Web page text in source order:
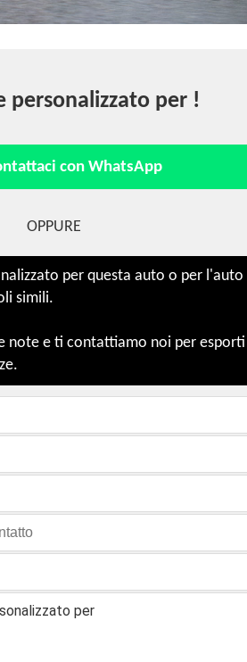
personalizzato per !
con WhatsApp
OPPURE
per questa auto o per
simili.
note e ti contattiamo noi per